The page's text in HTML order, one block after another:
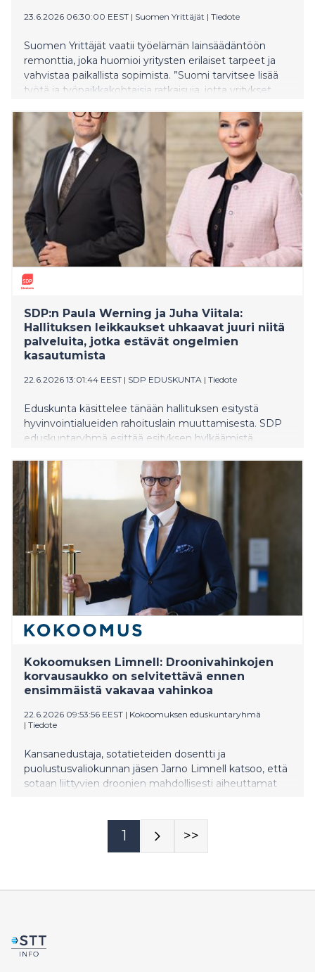
23.6.2026 06:30:00 EEST | Suomen Yrittäjät | Tiedote
Suomen Yrittäjät vaatii työelämän lainsäädäntöön
remonttia, joka huomioi yritysten erilaiset tarpeet ja
vahvistaa paikallista sopimista. ”Suomi tarvitsee lisää
työtä ja työpaikkakohtaisia ratkaisuja, jotta yritykset
Nykyinen sääntely ei tunnista riittävästi pk-yritysten
toimintaympäristöjen eroja”, toimitusjohtaja Mikael
Pentikäinen Suomen Yrittäjistä sanoo.
SDP:n Paula Werning ja Juha Viitala:
Hallituksen leikkaukset uhkaavat juuri niitä
palveluita, jotka estävät ongelmien
kasautumista
22.6.2026 13:01:44 EEST | SDP EDUSKUNTA | Tiedote
Eduskunta käsittelee tänään hallituksen esitystä
hyvinvointialueiden rahoituslain muuttamisesta. SDP
eduskuntaryhmä esittää esityksen hylkäämistä.
Kokoomuksen Limnell: Droonivahinkojen
korvausaukko on selvitettävä ennen
ensimmäistä vakavaa vahinkoa
22.6.2026 09:53:56 EEST | Kokoomuksen eduskuntaryhmä
| Tiedote
Kansanedustaja, sotatieteiden dosentti ja
puolustusvaliokunnan jäsen Jarno Limnell katsoo, että
sotaan liittyvien droonien mahdollisesti aiheuttamat
mukaansa ole vain vakuutusehdoista vaan siitä miten
suomalainen yhteiskunta varautuu uuden
turvallisuusympäristön konkreettisiin seurauksiin.
1 >>